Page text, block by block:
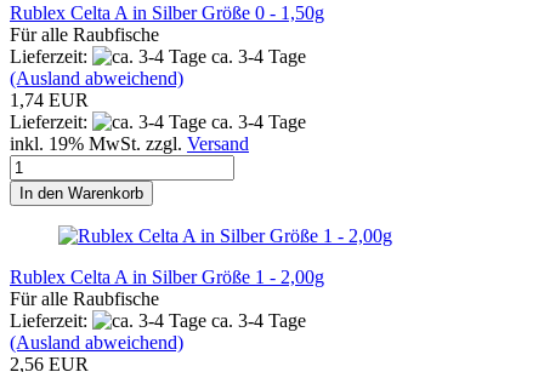
Rublex Celta A in Silber Größe 0 - 1,50g
Für alle Raubfische
Lieferzeit:
ca. 3-4 Tage
(Ausland abweichend)
1,74 EUR
Lieferzeit:
ca. 3-4 Tage
inkl. 19% MwSt. zzgl. Versand
In den Warenkorb
Rublex Celta A in Silber Größe 1 - 2,00g
Für alle Raubfische
Lieferzeit:
ca. 3-4 Tage
(Ausland abweichend)
2,56 EUR